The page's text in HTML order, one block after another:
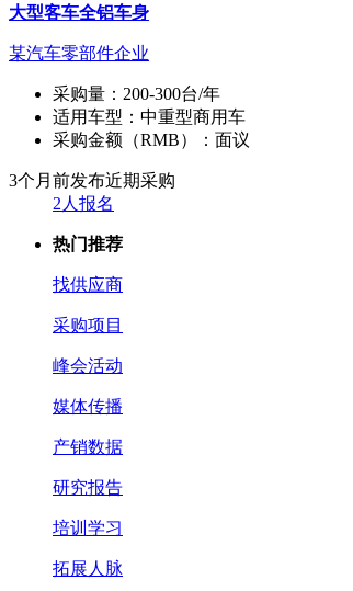
大型客车全铝车身
某汽车零部件企业
采购量： 200-300台/年
适用车型： 中重型商用车
采购金额（RMB）： 面议
3个月前发布近期采购
2人报名
热门推荐
找供应商
采购项目
峰会活动
媒体传播
产销数据
研究报告
培训学习
拓展人脉